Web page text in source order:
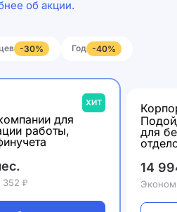
об акции.
-30% Год -40%
ХИТ
для
работы,
₽
для
14